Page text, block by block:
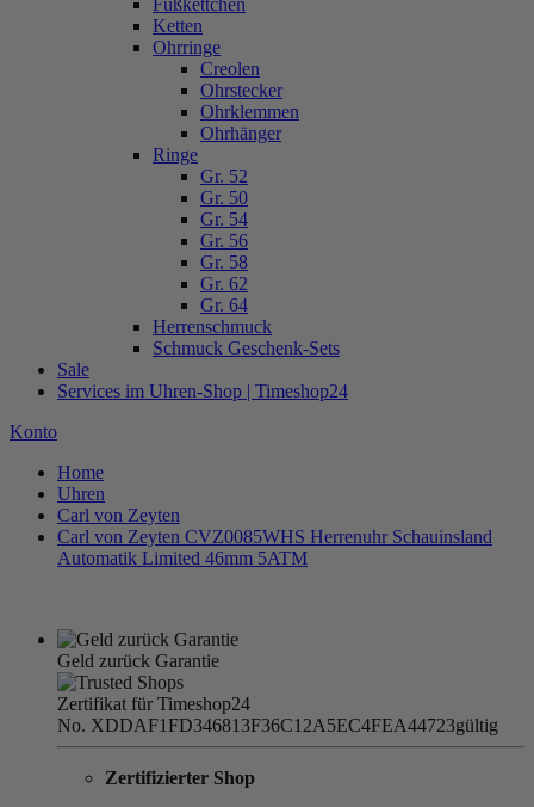
Fußkettchen
Ketten
Ohrringe
Creolen
Ohrstecker
Ohrklemmen
Ohrhänger
Ringe
Gr. 52
Gr. 50
Gr. 54
Gr. 56
Gr. 58
Gr. 62
Gr. 64
Herrenschmuck
Schmuck Geschenk-Sets
Sale
Services im Uhren-Shop | Timeshop24
Konto
Home
Uhren
Carl von Zeyten
Carl von Zeyten CVZ0085WHS Herrenuhr Schauinsland
Automatik Limited 46mm 5ATM
Geld zurück Garantie
Zertifikat für Timeshop24
No. XDDAF1FD346813F36C12A5EC4FEA44723gültig
Zertifizierter Shop